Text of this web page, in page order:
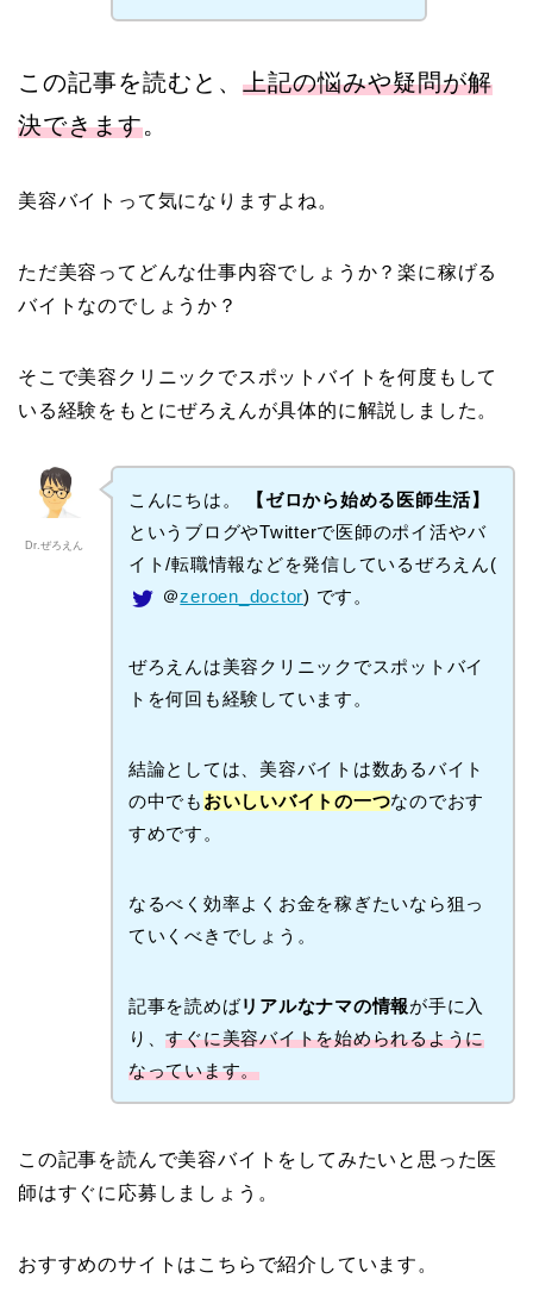
この記事を読むと、 上記の悩みや疑問が解
決できます。
美容バイトって気になりますよね。
ただ美容ってどんな仕事内容でしょうか？楽に稼げる
バイトなのでしょうか？
そこで美容クリニックでスポットバイトを何度もして
いる経験をもとにぜろえんが具体的に解説しました。
Dr.ぜろえん
こんにちは。
【ゼロから始める医師生活】
というブログやTwitterで医師のポイ活やバ
イト/転職情報などを発信しているぜろえん(
＠zeroen_doctor) です。
ぜろえんは美容クリニックでスポットバイ
トを何回も経験しています。
結論としては、美容バイトは数あるバイト
の中でも おいしいバイトの一つなのでおす
すめです。
なるべく効率よくお金を稼ぎたいなら狙っ
ていくべきでしょう。
記事を読めばリアルなナマの情報が手に入
り、すぐに美容バイトを始められるように
なっています。
この記事を読んで美容バイトをしてみたいと思った医
師はすぐに応募しましょう。
おすすめのサイトはこちらで紹介しています。